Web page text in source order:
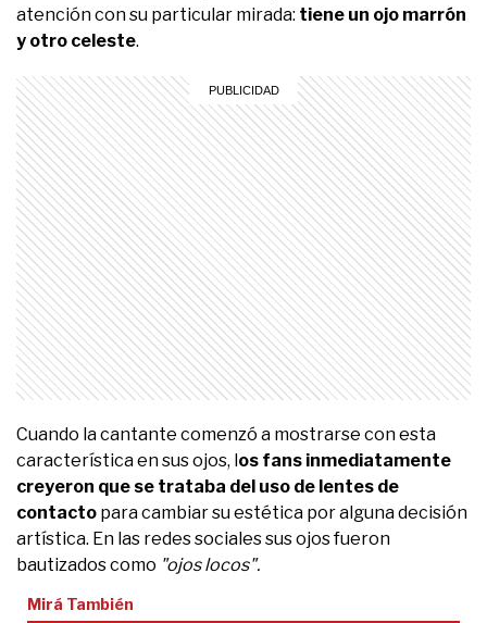
atención con su particular mirada: tiene un ojo marrón
y otro celeste.
Cuando la cantante comenzó a mostrarse con esta
característica en sus ojos, los fans inmediatamente
creyeron que se trataba del uso de lentes de
contacto para cambiar su estética por alguna decisión
artística. En las redes sociales sus ojos fueron
bautizados como "ojos locos".
Mirá También